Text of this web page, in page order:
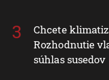
Chcete
Rozhodnutie
súhlas susedov